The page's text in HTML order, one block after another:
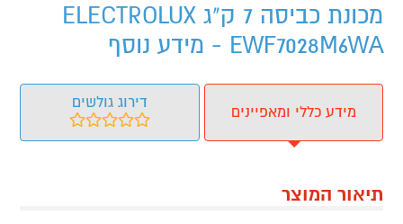
מכונת כביסה 7 ק"ג ELECTROLUX
EWF7028M6WA - מידע נוסף
מידע כללי ומאפיינים
דירוג גולשים
תיאור המוצר